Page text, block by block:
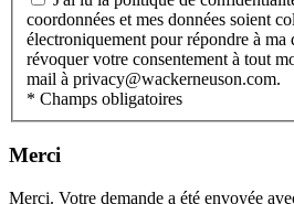
coordonnées et mes données soient
électroniquement pour répondre à ma
révoquer votre consentement à tout
mail à privacy@wackerneuson.com.
* Champs obligatoires
Merci
Merci. Votre demande a été envoyée